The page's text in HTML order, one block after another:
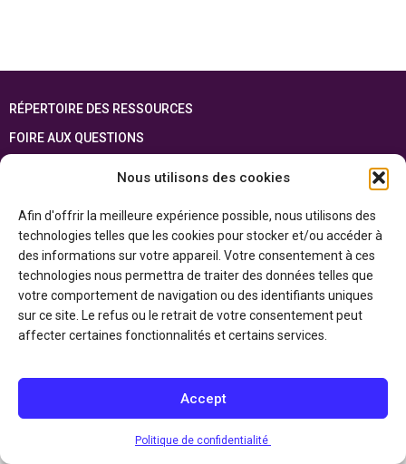
Nous utilisons des cookies
Afin d'offrir la meilleure expérience possible, nous utilisons des
technologies telles que les cookies pour stocker et/ou accéder à
des informations sur votre appareil. Votre consentement à ces
technologies nous permettra de traiter des données telles que
votre comportement de navigation ou des identifiants uniques
sur ce site. Le refus ou le retrait de votre consentement peut
affecter certaines fonctionnalités et certains services.
Accept
Politique de confidentialité
RÉPERTOIRE DES RESSOURCES
FOIRE AUX QUESTIONS
Cette ressource est réalisée grâce au soutien financier du gouvernement de
l’Ontario et du gouvernement du Canada par l’entremise du ministère du
Patrimoine canadien
Politique de confidentialité